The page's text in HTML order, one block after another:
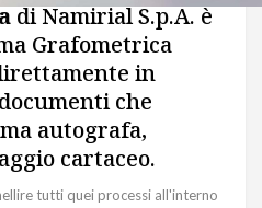
di Namirial S.p.A. è
Grafometrica
in
che
autografa,
cartaceo.
tutti quei processi all'interno